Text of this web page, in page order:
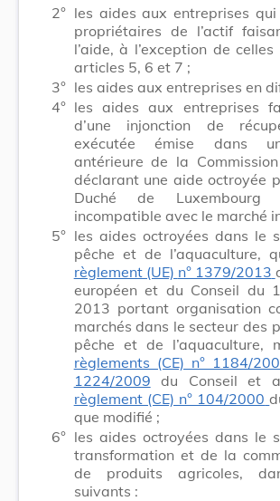
2° les aides aux entreprises
propriétaires de l’actif
l’aide, à l’exception de
articles 5, 6 et 7 ;
3° les aides aux entreprises en
4° les aides aux entreprises
d’une injonction de
exécutée émise dans
antérieure de la
déclarant une aide octroyée
Duché de
incompatible avec le marché
5° les aides octroyées dans le
pêche et de l’aquaculture,
règlement (UE) n° 1379/2013
européen et du Conseil du
2013 portant organisation
marchés dans le secteur des
pêche et de l’aquaculture,
règlements (CE) n° 1184/
1224/2009 du Conseil et
règlement (CE) n° 104/2000
que modifié ;
6° les aides octroyées dans le
transformation et de la
de produits agricoles,
suivants :